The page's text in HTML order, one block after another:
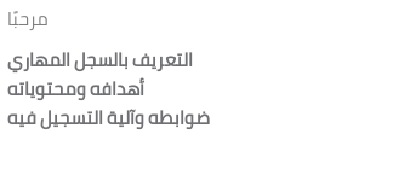
مرحبًا
التعريف بالسجل المهاري
أهدافه ومحتوياته
ضوابطه وآلية التسجيل فيه